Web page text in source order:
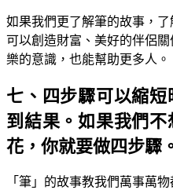
如果我們更了解筆的故事，
可以創造財富、美好的伴侶
樂的意識，也能幫助更多人。
七、四步驟可以縮
到結果。如果我們
花，你就要做四步驟
「筆」的故事教我們萬事萬